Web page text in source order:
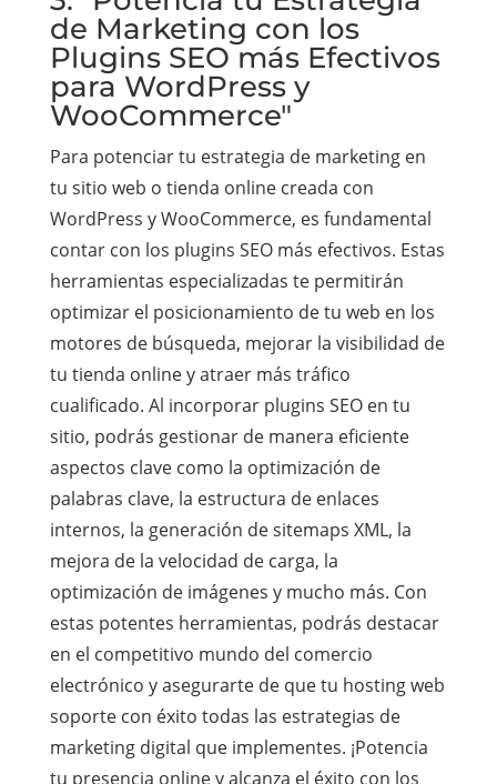
de Marketing con los
Plugins SEO más Efectivos
para WordPress y
WooCommerce"
Para potenciar tu estrategia de marketing en
tu sitio web o tienda online creada con
WordPress y WooCommerce, es fundamental
contar con los plugins SEO más efectivos. Estas
herramientas especializadas te permitirán
optimizar el posicionamiento de tu web en los
motores de búsqueda, mejorar la visibilidad de
tu tienda online y atraer más tráfico
cualificado. Al incorporar plugins SEO en tu
sitio, podrás gestionar de manera eficiente
aspectos clave como la optimización de
palabras clave, la estructura de enlaces
internos, la generación de sitemaps XML, la
mejora de la velocidad de carga, la
optimización de imágenes y mucho más. Con
estas potentes herramientas, podrás destacar
en el competitivo mundo del comercio
electrónico y asegurarte de que tu hosting web
soporte con éxito todas las estrategias de
marketing digital que implementes. ¡Potencia
tu presencia online y alcanza el éxito con los